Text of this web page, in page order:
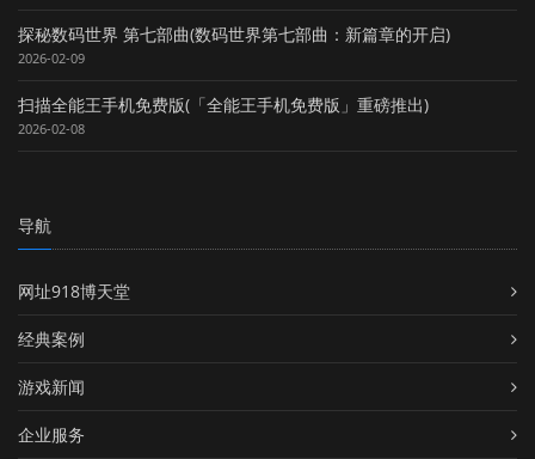
探秘数码世界 第七部曲(数码世界第七部曲：新篇章的开启)
2026-02-09
扫描全能王手机免费版(「全能王手机免费版」重磅推出)
2026-02-08
导航
网址918博天堂
经典案例
游戏新闻
企业服务